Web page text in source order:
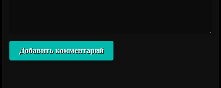
Добавить комментарий